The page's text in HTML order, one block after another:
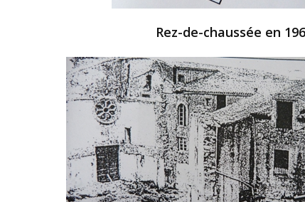
Rez-de-chaussée en